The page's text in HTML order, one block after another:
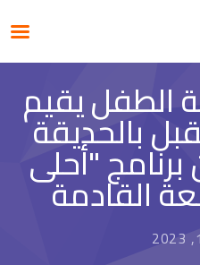
الطفل يقيم
بالحديقة
"أحلى
القادمة